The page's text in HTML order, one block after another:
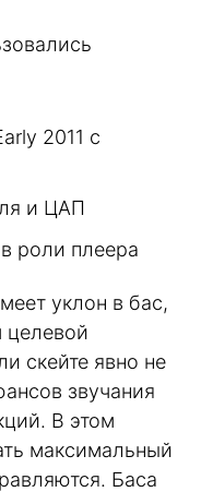
2011 с
и ЦАП
роли плеера
уклон в бас,
целевой
скейте явно не
звучания
В этом
максимальный
Баса